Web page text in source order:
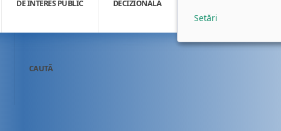
DE INTERES PUBLIC
DECIZIONALĂ
CAUTĂ
Setări